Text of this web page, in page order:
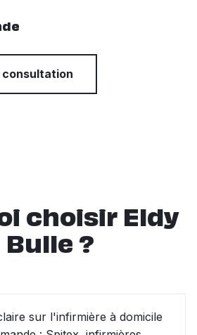
consultation
choisir Eldy
Bulle ?
sur l'infirmière à domicile